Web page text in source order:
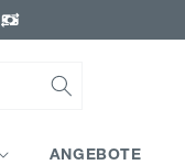
ANGEBOTE